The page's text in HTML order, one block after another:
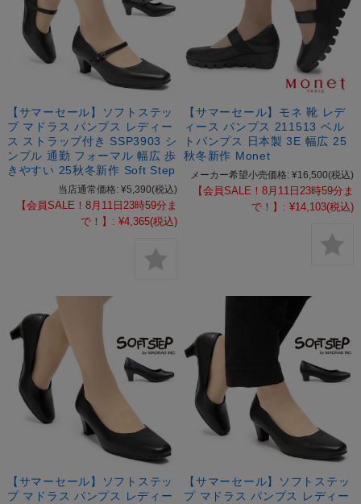
【サマーセール】ソフトステッ
プ マドラス パンプス レディー
ス ストラップ付き SSP3903 シ
ンプル 通勤 フォーマル 幅広 歩
きやすい 25秋冬新作 Soft Step
当店通常価格: ¥5,390(税込)
【会員SALE！8月11日23時59分ま
で！】: ¥4,365(税込)
【サマーセール】モネ 靴 レデ
ィース パンプス 211513 ベル
トパンプス 日本製 3E 幅広 25
秋冬新作 Monet
メーカー希望小売価格: ¥16,500(税込)
【会員SALE！8月11日23時59分ま
で！】: ¥14,103(税込)
【サマーセール】ソフトステッ
プ マドラス パンプス レディー
【サマーセール】ソフトステッ
プ マドラス パンプス レディー